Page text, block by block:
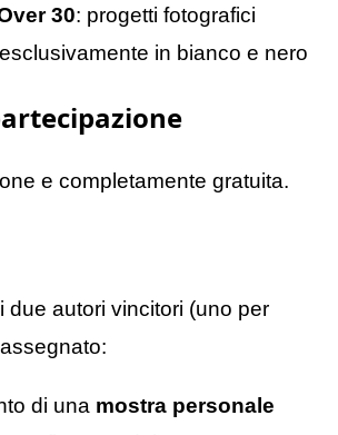
30: progetti fotografici
in bianco e nero
e completamente gratuita.
due autori vincitori (uno per
di una mostra personale